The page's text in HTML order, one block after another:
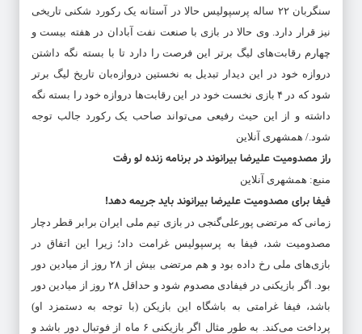
سنگربان ۲۲ ساله پرسپولیس حالا در آستانه یک رکورد شکنی تاریخی
نیز قرار دارد. وی حالا در بازی با صنعت نفت آبادان در هفته بیست و
چهارم رقابت‌های لیگ برتر این فرصت را دارد تا با بسته نگه داشتن
دروازه خود در این دیدار تبدیل به نخستین دروازه‌بان تاریخ لیگ برتر
شود که در ۴ بازی نخست خود در این رقابت‌ها دروازه خود را بسته نگه
داشته و از این حیث رفیعی می‌تواند صاحب یک رکورد جالب توجه
شود./ همشهری آنلاین
راز مصدومیت علیرضا بیرانوند در برنامه زنده لو رفت
منبع: همشهری آنلاین
فیفا برای مصدومیت علیرضا بیرانوند باید جریمه دهد!
زمانی که مرتضی پورعلی‌گنجی در بازی تیم ملی ایران برابر قطر دچار
مصدومیت شد، فیفا به پرسپولیس غرامت داد؛ زیرا این اتفاق در
بازی‌های ملی رخ داده بود و هم مرتضی بیش از ۲۸ روز از میادین دور
بود. اگر بازیکنی در فیفادی مصدوم شود و حداقل ۲۸ روز از میادین دور
باشد، فیفا غرامتی به باشگاه این بازیکن (با توجه به دستمزد او)
پرداخت می‌کند. به طور مثال اگر بازیکنی ۶ ماه از فوتبال دور باشد و